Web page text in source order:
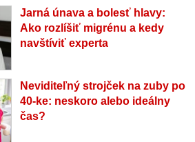
Jarná únava a bolesť hlavy:
Ako rozlíšiť migrénu a kedy
navštíviť experta
Neviditeľný strojček na zuby po
40-ke: neskoro alebo ideálny
čas?